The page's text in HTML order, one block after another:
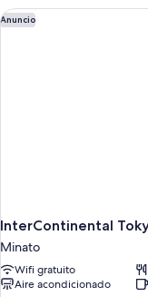
King
size,
Anuncio
InterContinental
Minato
Wifi gratuito
Aire acondicionado
InterContinental Tokyo